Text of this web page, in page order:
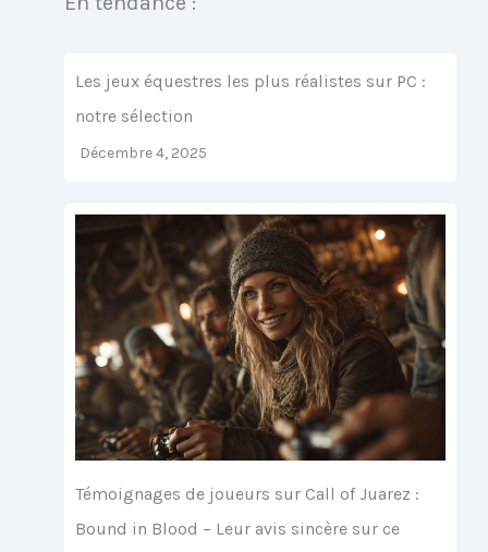
Les jeux équestres les plus réalistes sur PC :
notre sélection
Décembre 4, 2025
Témoignages de joueurs sur Call of Juarez :
Bound in Blood – Leur avis sincère sur ce